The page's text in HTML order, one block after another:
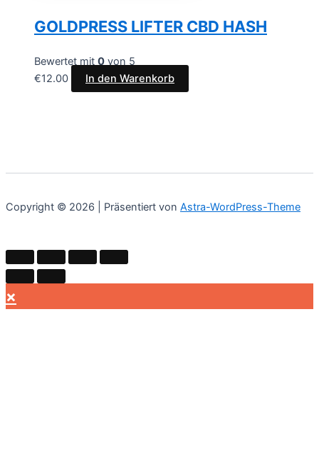
GOLDPRESS LIFTER CBD HASH
Bewertet mit 0 von 5
€12.00 In den Warenkorb
Copyright © 2026 | Präsentiert von Astra-WordPress-Theme
×